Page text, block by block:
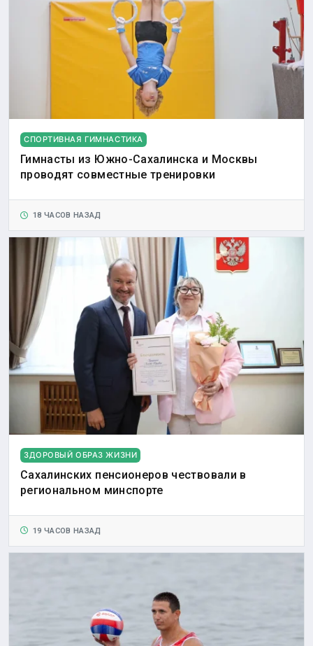
СПОРТИВНАЯ ГИМНАСТИКА
Гимнасты из Южно-Сахалинска и Москвы
проводят совместные тренировки
18 ЧАСОВ НАЗАД
ЗДОРОВЫЙ ОБРАЗ ЖИЗНИ
Сахалинских пенсионеров чествовали в
региональном минспорте
19 ЧАСОВ НАЗАД